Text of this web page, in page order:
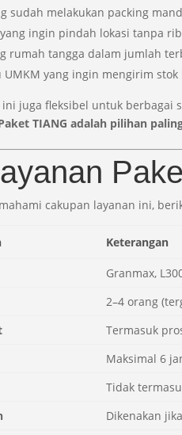
sudah melakukan packing
ingin pindah lokasi tanpa
rumah tangga dalam jumlah
UMKM yang ingin mengirim stok
ini juga fleksibel untuk
TIANG adalah pilihan
cakupan layanan ini,
Keterangan
Granmax,
2–4 orang
Termasuk
Maksimal 6
Tidak
Dikenakan